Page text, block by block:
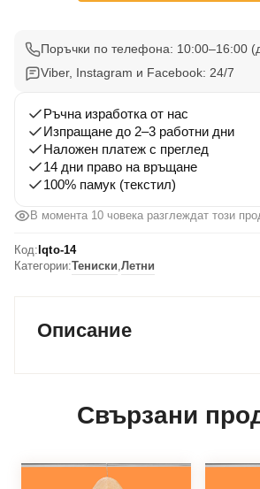
Вълни
14
Поръчки по телефона: 10:00–16:00
Viber, Instagram и Facebook: 24/7
Ръчна изработка от нас
Изпращане до 2–3 работни дни
Наложен платеж с преглед
14 дни право на връщане
100% памук (текстил)
В момента 10 човека разглеждат този
Код: lqto-14
Категории:Тениски,Летни
Описание
Свързани